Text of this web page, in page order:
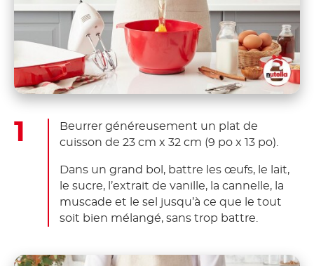
Beurrer généreusement un plat de
cuisson de 23 cm x 32 cm (9 po x 13 po).
Dans un grand bol, battre les œufs, le lait,
le sucre, l’extrait de vanille, la cannelle, la
muscade et le sel jusqu’à ce que le tout
soit bien mélangé, sans trop battre.